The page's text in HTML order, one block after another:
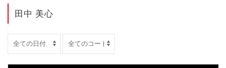
田中 美心